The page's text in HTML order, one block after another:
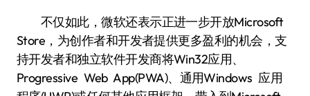
不仅如此，微软还表示正进一步开放Microsoft
Store，为创作者和开发者提供更多盈利的机会，支
持开发者和独立软件开发商将Win32应用、
Progressive Web App(PWA)、通用Windows 应用